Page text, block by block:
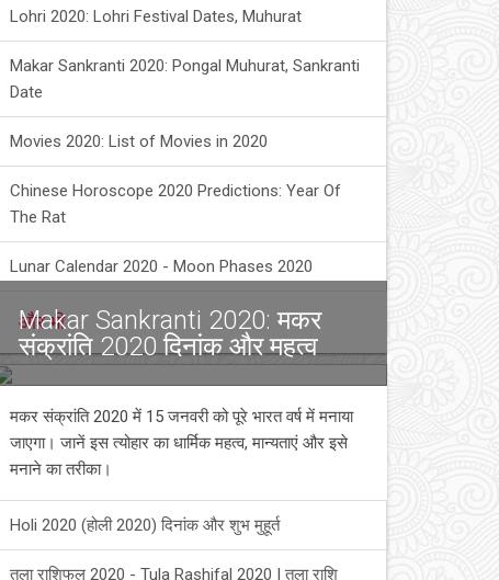
Lohri 2020: Lohri Festival Dates, Muhurat
Makar Sankranti 2020: Pongal Muhurat, Sankranti
Date
Movies 2020: List of Movies in 2020
Chinese Horoscope 2020 Predictions: Year Of
The Rat
Lunar Calendar 2020 - Moon Phases 2020
और भी
Makar Sankranti 2020: मकर
संक्रांति 2020 दिनांक और महत्व
मकर संक्रांति 2020 में 15 जनवरी को पूरे भारत वर्ष में मनाया
जाएगा। जानें इस त्योहार का धार्मिक महत्व, मान्यताएं और इसे
मनाने का तरीका।
Holi 2020 (होली 2020) दिनांक और शुभ मुहूर्त
तुला राशिफल 2020 - Tula Rashifal 2020 | तुला राशि